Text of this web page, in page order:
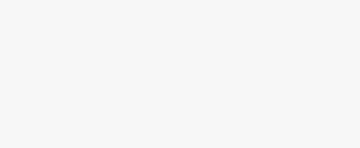
zbieranie punktów za zakupy, które